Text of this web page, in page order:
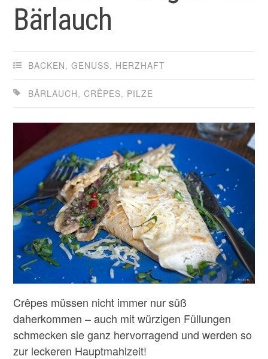
Bärlauch
BACKEN,GENUSS, HERZHAFT
BÄRLAUCH,CRÊPES, PILZE
Crêpes müssen nicht immer nur süß
daherkommen – auch mit würzigen Füllungen
schmecken sie ganz hervorragend und werden so
zur leckeren Hauptmahlzeit!